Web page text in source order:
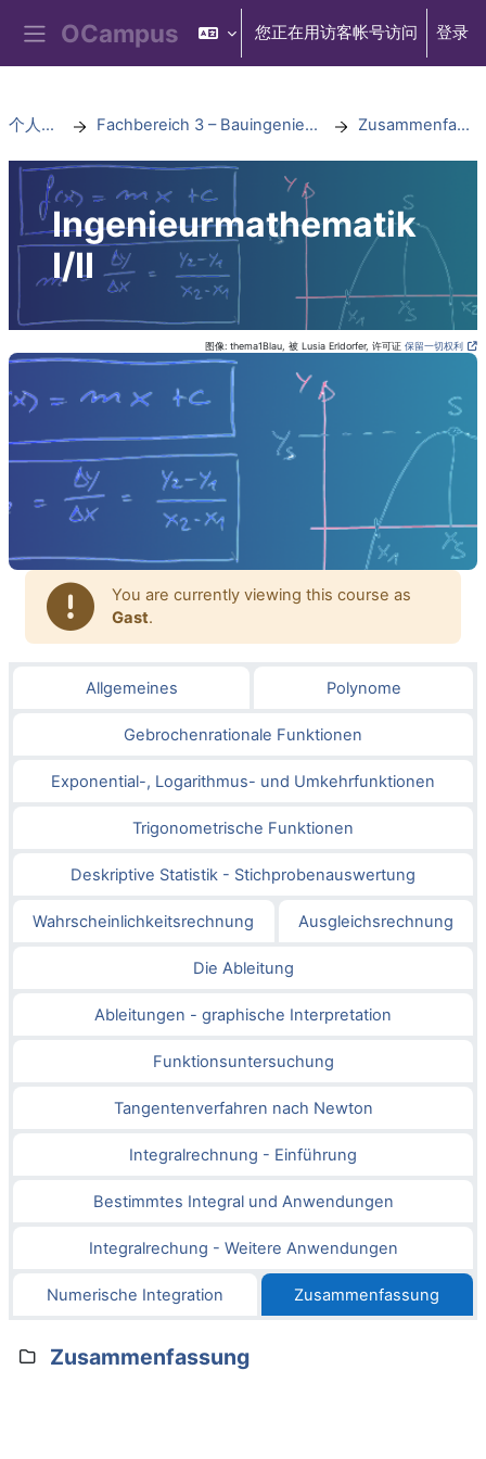
您正在用访客帐号访问 登录
个人主页 Fachbereich 3 – Bauingenieurwesen Zusammenfassung
Ingenieurmathematik
I/II
图像: thema1Blau, 被 Lusia Erldorfer, 许可证 保留一切权利
You are currently viewing this course as
Gast.
Allgemeines Polynome
Gebrochenrationale Funktionen
Exponential-, Logarithmus- und Umkehrfunktionen
Trigonometrische Funktionen
Deskriptive Statistik - Stichprobenauswertung
Wahrscheinlichkeitsrechnung Ausgleichsrechnung
Die Ableitung
Ableitungen - graphische Interpretation
Funktionsuntersuchung
Tangentenverfahren nach Newton
Integralrechnung - Einführung
Bestimmtes Integral und Anwendungen
Integralrechung - Weitere Anwendungen
Numerische Integration Zusammenfassung
Zusammenfassung